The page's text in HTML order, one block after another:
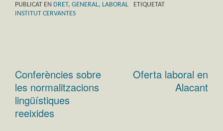
PUBLICAT EN DRET, GENERAL, LABORAL
ETIQUETAT
INSTITUT CERVANTES
Navegació
d'entrades
Conferències sobre
les normalitzacions
lingüístiques
reeixides
Oferta laboral en
Alacant